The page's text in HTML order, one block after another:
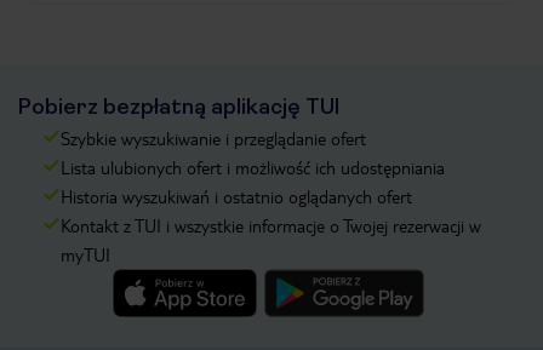
Pobierz bezpłatną aplikację TUI
Szybkie wyszukiwanie i przeglądanie ofert
Lista ulubionych ofert i możliwość ich udostępniania
Historia wyszukiwań i ostatnio oglądanych ofert
Kontakt z TUI i wszystkie informacje o Twojej rezerwacji w
myTUI